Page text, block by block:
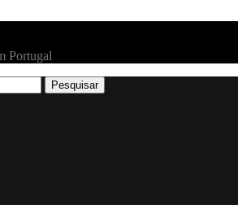
Portugal